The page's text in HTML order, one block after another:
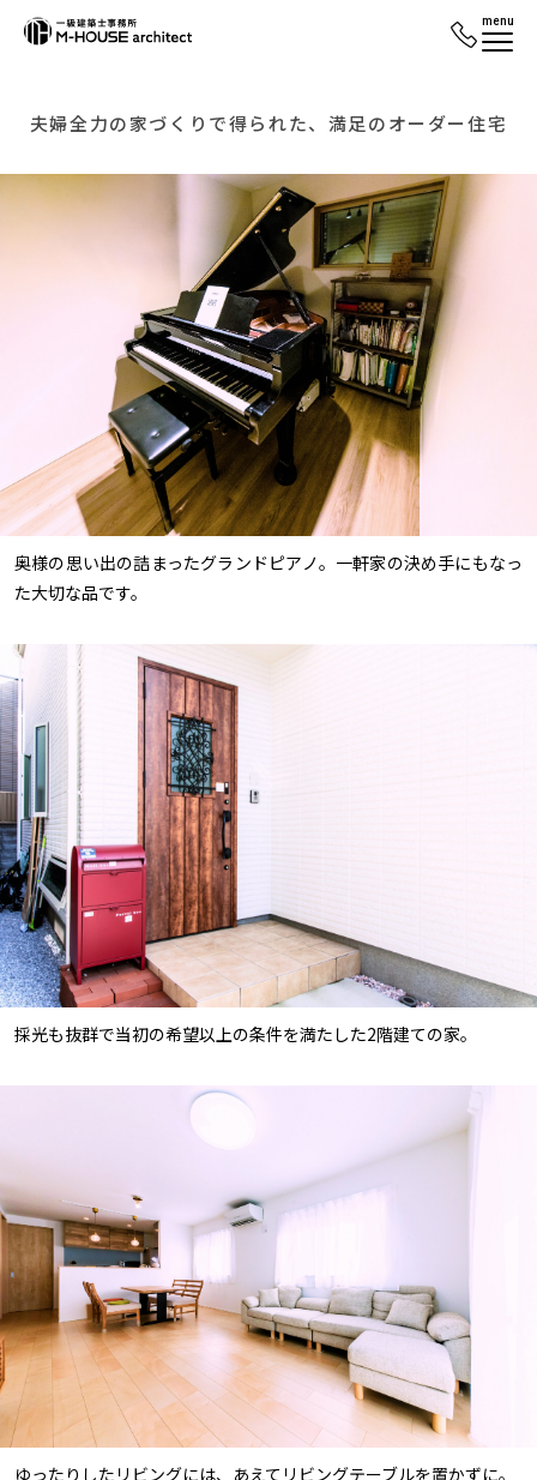
menu
夫婦全力の家づくりで得られた、満足のオーダー住宅
奥様の思い出の詰まったグランドピアノ。一軒家の決め手にもなっ
た大切な品です。
採光も抜群で当初の希望以上の条件を満たした2階建ての家。
ゆったりしたリビングには、あえてリビングテーブルを置かずに。